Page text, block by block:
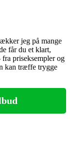
jeg på mange
får du et klart,
priseksempler og
kan træffe trygge